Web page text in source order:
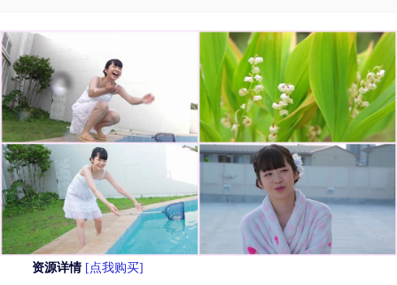
资源详情 [点我购买]